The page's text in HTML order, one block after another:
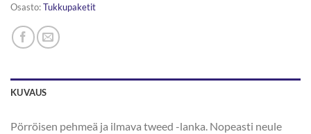
Osasto:Tukkupaketit
KUVAUS
Pörröisen pehmeä ja ilmava tweed -lanka. Nopeasti neule